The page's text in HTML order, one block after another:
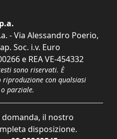
- Via Alessandro Poerio,
Soc. i.v. Euro
e REA VE-454332
sono riservati. È
con qualsiasi
parziale.
domanda, il nostro
disposizione.